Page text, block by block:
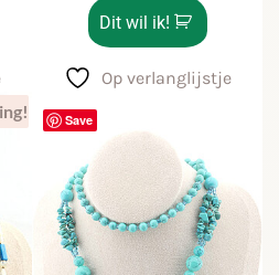
Dit wil ik!
Op verlanglijstje
Save